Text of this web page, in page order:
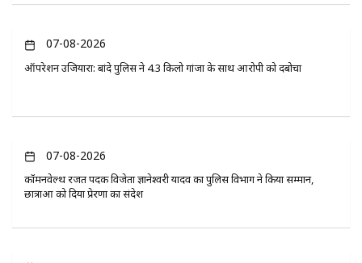
07-08-2026
ऑपरेशन उजियारा: बांदे पुलिस ने 4.3 किलो गांजा के साथ आरोपी को दबोचा
07-08-2026
कॉमनवेल्थ रजत पदक विजेता ज्ञानेश्वरी यादव का पुलिस विभाग ने किया सम्मान,
छात्राओं को दिया प्रेरणा का संदेश